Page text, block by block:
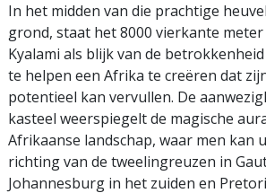
In het midden van die prachtige
grond, staat het 8000 vierkante
Kyalami als blijk van de
te helpen een Afrika te creëren dat
potentieel kan vervullen. De
kasteel weerspiegelt de magische
Afrikaanse landschap, waar men kan
richting van de tweelingreuzen in
Johannesburg in het zuiden en